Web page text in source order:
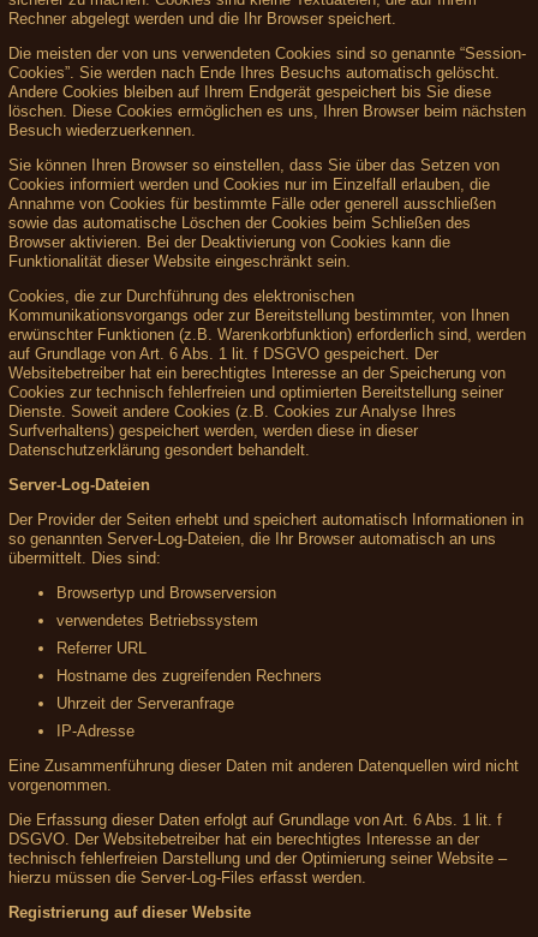
Rechner abgelegt werden und die Ihr Browser speichert.
Die meisten der von uns verwendeten Cookies sind so genannte “Session-
Cookies”. Sie werden nach Ende Ihres Besuchs automatisch gelöscht.
Andere Cookies bleiben auf Ihrem Endgerät gespeichert bis Sie diese
löschen. Diese Cookies ermöglichen es uns, Ihren Browser beim nächsten
Besuch wiederzuerkennen.
Sie können Ihren Browser so einstellen, dass Sie über das Setzen von
Cookies informiert werden und Cookies nur im Einzelfall erlauben, die
Annahme von Cookies für bestimmte Fälle oder generell ausschließen
sowie das automatische Löschen der Cookies beim Schließen des
Browser aktivieren. Bei der Deaktivierung von Cookies kann die
Funktionalität dieser Website eingeschränkt sein.
Cookies, die zur Durchführung des elektronischen
Kommunikationsvorgangs oder zur Bereitstellung bestimmter, von Ihnen
erwünschter Funktionen (z.B. Warenkorbfunktion) erforderlich sind, werden
auf Grundlage von Art. 6 Abs. 1 lit. f DSGVO gespeichert. Der
Websitebetreiber hat ein berechtigtes Interesse an der Speicherung von
Cookies zur technisch fehlerfreien und optimierten Bereitstellung seiner
Dienste. Soweit andere Cookies (z.B. Cookies zur Analyse Ihres
Surfverhaltens) gespeichert werden, werden diese in dieser
Datenschutzerklärung gesondert behandelt.
Server-Log-Dateien
Der Provider der Seiten erhebt und speichert automatisch Informationen in
so genannten Server-Log-Dateien, die Ihr Browser automatisch an uns
übermittelt. Dies sind:
Browsertyp und Browserversion
verwendetes Betriebssystem
Referrer URL
Hostname des zugreifenden Rechners
Uhrzeit der Serveranfrage
IP-Adresse
Eine Zusammenführung dieser Daten mit anderen Datenquellen wird nicht
vorgenommen.
Die Erfassung dieser Daten erfolgt auf Grundlage von Art. 6 Abs. 1 lit. f
DSGVO. Der Websitebetreiber hat ein berechtigtes Interesse an der
technisch fehlerfreien Darstellung und der Optimierung seiner Website –
hierzu müssen die Server-Log-Files erfasst werden.
Registrierung auf dieser Website